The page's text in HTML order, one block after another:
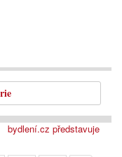
bydlení.cz představuje